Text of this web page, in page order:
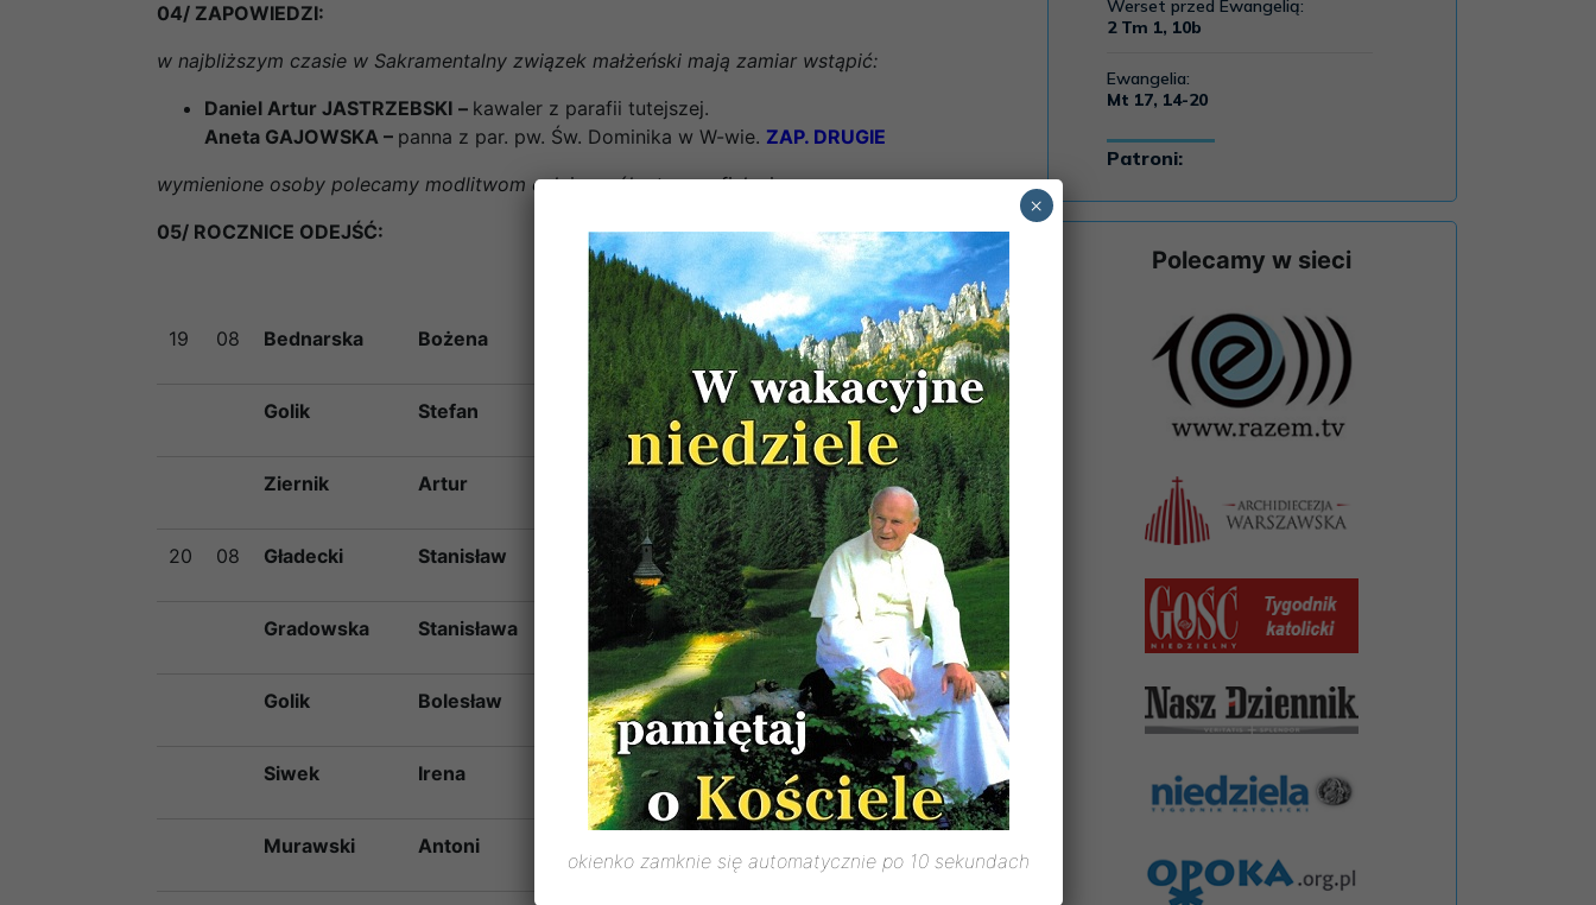
04/ ZAPOWIEDZI:
w najbliższym czasie w Sakramentalny związek małżeński mają zamiar wstąpić:
Daniel Artur JASTRZEBSKI – kawaler z parafii tutejszej.
Aneta GAJOWSKA – panna z par. pw. Św. Dominika w W-wie. ZAP. DRUGIE
wymienione osoby polecamy modlitwom całej wspólnoty parafialnej.
05/ ROCZNICE ODEJŚĆ:
19 08 Bednarska Bożena 1995 Baniocha
Golik Stefan 2010 Baniocha
Ziernik Artur 2010 Baniocha
20 08 Gładecki Stanisław 1957 Baniocha
Gradowska Stanisława 1958 Baniocha
Golik Bolesław Baniocha
Siwek Irena 2003 Baniocha
Murawski Antoni
Polecamy w sieci
okienko zamknie się automatycznie po 10 sekundach
×